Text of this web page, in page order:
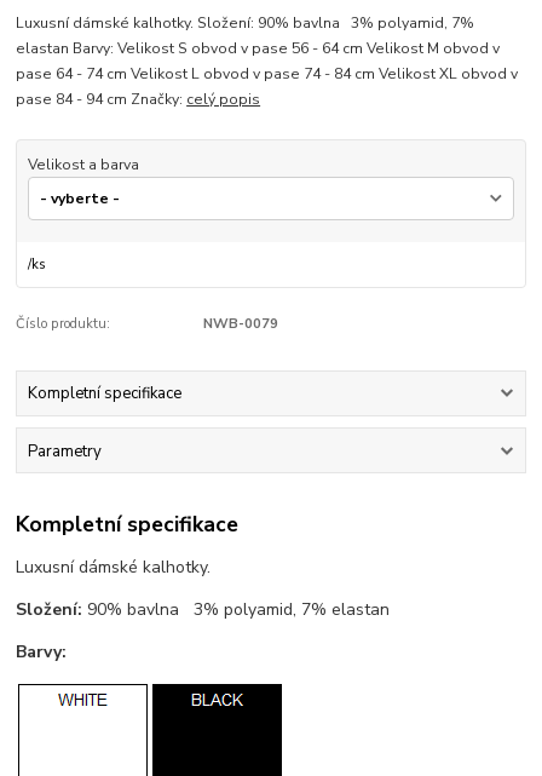
Luxusní dámské kalhotky. Složení: 90% bavlna 3% polyamid, 7%
elastan Barvy: Velikost S obvod v pase 56 - 64 cm Velikost M obvod v
pase 64 - 74 cm Velikost L obvod v pase 74 - 84 cm Velikost XL obvod v
pase 84 - 94 cm Značky: celý popis
Velikost a barva
/ks
Číslo produktu: NWB-0079
Kompletní specifikace
Parametry
Kompletní specifikace
Luxusní dámské kalhotky.
Složení: 90% bavlna 3% polyamid, 7% elastan
Barvy: